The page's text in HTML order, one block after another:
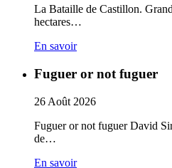
La Bataille de Castillon.
hectares…
En savoir
Fuguer or not fuguer
26 Août 2026
Fuguer or not fuguer David
de…
En savoir